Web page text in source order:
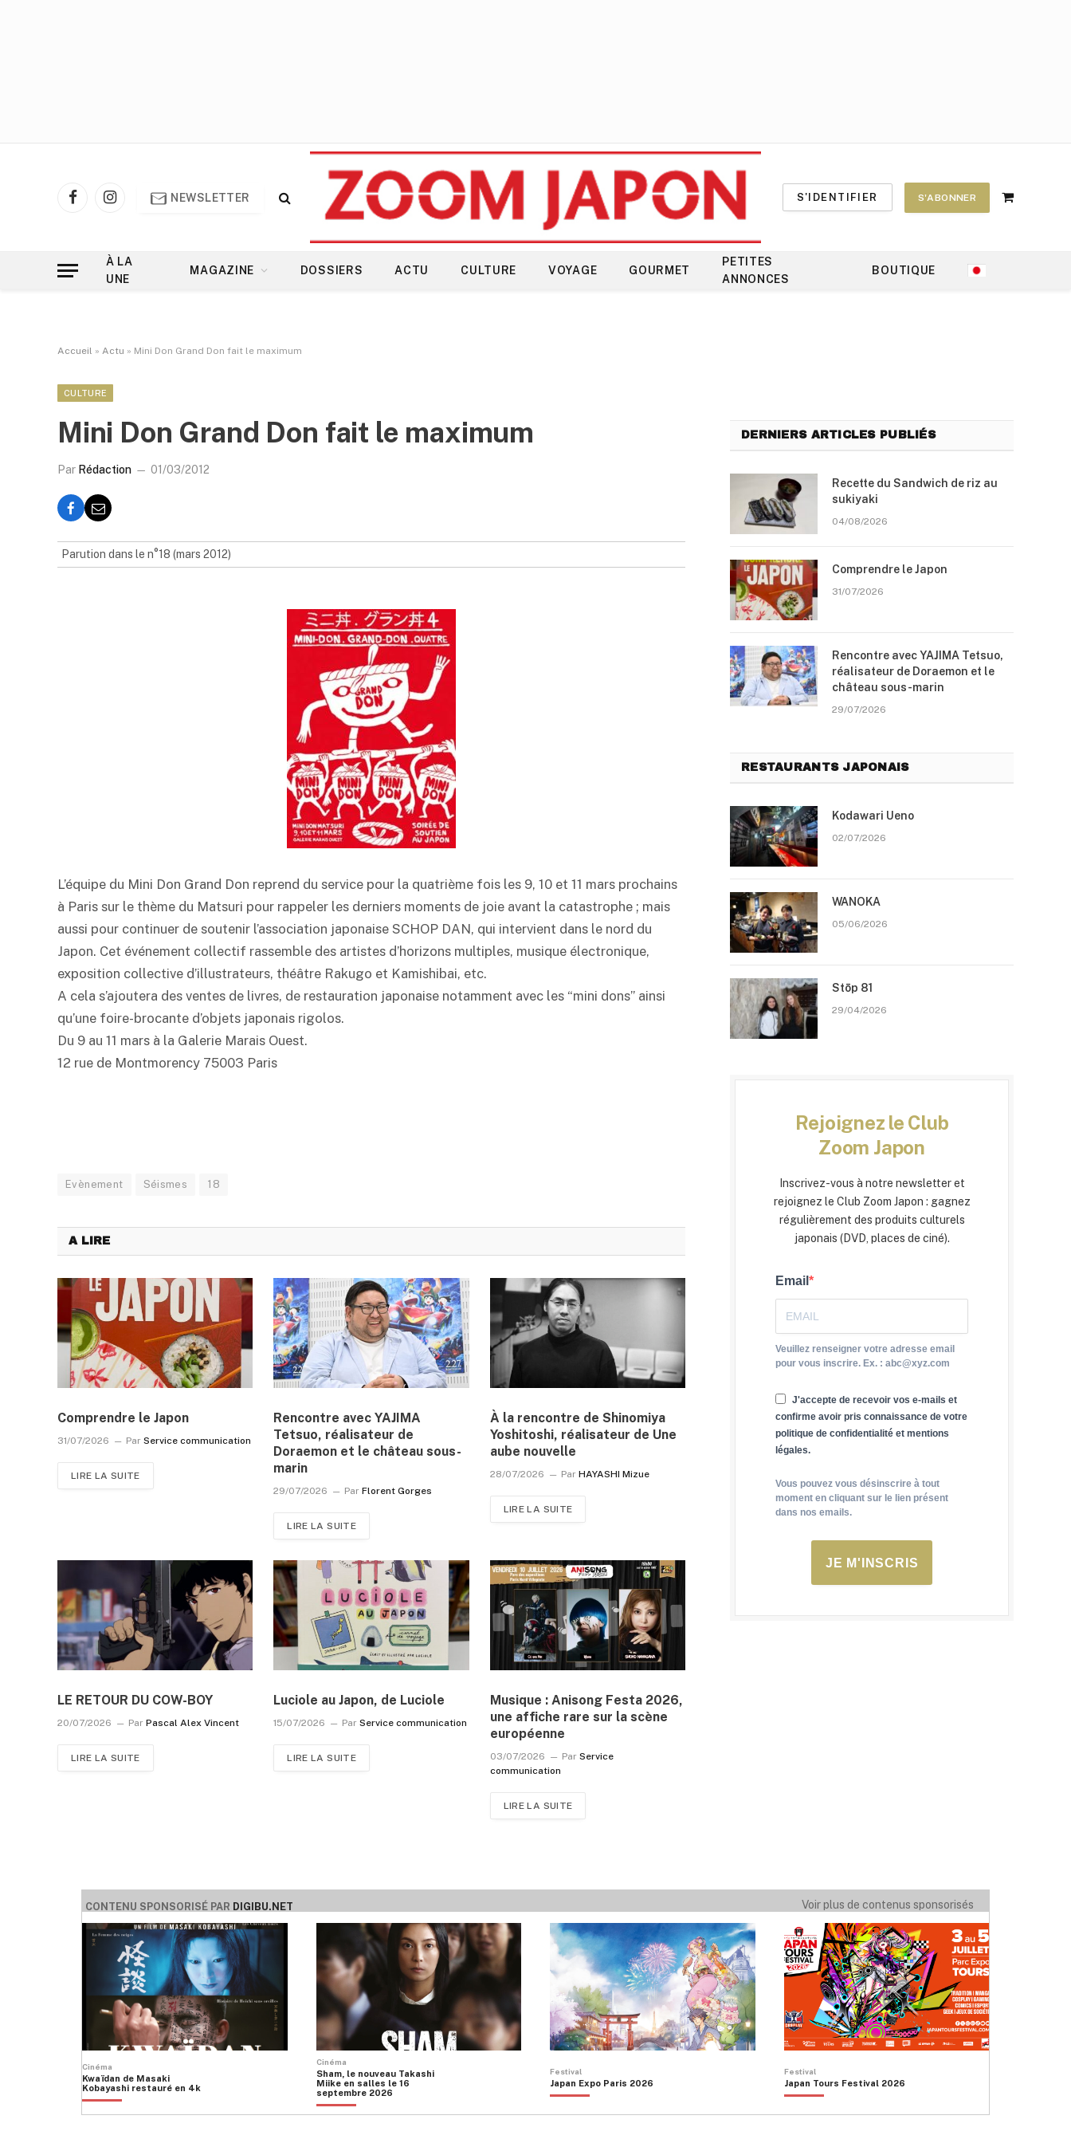
FacebookInstagram
NEWSLETTER S'IDENTIFIER S'ABONNER
Shopping
À LA
UNE
MAGAZINE DOSSIERS ACTU CULTURE VOYAGE GOURMET
PETITES
ANNONCES
BOUTIQUE
Accueil » Actu » Mini Don Grand Don fait le maximum
CULTURE
Mini Don Grand Don fait le maximum
Par Rédaction 01/03/2012
Parution dans le n°18 (mars 2012)
L’équipe du Mini Don Grand Don reprend du service pour la quatrième fois les 9, 10 et 11 mars prochains
à Paris sur le thème du Matsuri pour rappeler les derniers moments de joie avant la catastrophe ; mais
aussi pour continuer de soutenir l’association japonaise SCHOP DAN, qui intervient dans le nord du
Japon. Cet événement collectif rassemble des artistes d’horizons multiples, musique électronique,
exposition collective d’illustrateurs, théâtre Rakugo et Kamishibai, etc.
A cela s’ajoutera des ventes de livres, de restauration japonaise notamment avec les “mini dons” ainsi
qu’une foire-brocante d’objets japonais rigolos.
Du 9 au 11 mars à la Galerie Marais Ouest.
12 rue de Montmorency 75003 Paris
Evènement Séismes 18
A LIRE
Comprendre le Japon
31/07/2026 Par Service communication
LIRE LA SUITE
Rencontre avec YAJIMA
Tetsuo, réalisateur de
Doraemon et le château sous-
marin
29/07/2026 Par Florent Gorges
LIRE LA SUITE
À la rencontre de Shinomiya
Yoshitoshi, réalisateur de Une
aube nouvelle
28/07/2026 Par HAYASHI Mizue
LIRE LA SUITE
LE RETOUR DU COW-BOY
20/07/2026 Par Pascal Alex Vincent
LIRE LA SUITE
Luciole au Japon, de Luciole
15/07/2026 Par Service communication
LIRE LA SUITE
Musique : Anisong Festa 2026,
une affiche rare sur la scène
européenne
03/07/2026 Par Service
communication
LIRE LA SUITE
DERNIERS ARTICLES PUBLIÉS
Recette du Sandwich de riz au
sukiyaki
04/08/2026
Comprendre le Japon
31/07/2026
Rencontre avec YAJIMA Tetsuo,
réalisateur de Doraemon et le
château sous-marin
29/07/2026
RESTAURANTS JAPONAIS
Kodawari Ueno
02/07/2026
WANOKA
05/06/2026
Stōp 81
29/04/2026
Rejoignez le Club
Zoom Japon
Inscrivez-vous à notre newsletter et
rejoignez le Club Zoom Japon : gagnez
régulièrement des produits culturels
japonais (DVD, places de ciné).
Email
Veuillez renseigner votre adresse email
pour vous inscrire. Ex. : abc@xyz.com
J'accepte de recevoir vos e-mails et
confirme avoir pris connaissance de votre
politique de confidentialité et mentions
légales.
Vous pouvez vous désinscrire à tout
moment en cliquant sur le lien présent
dans nos emails.
JE M'INSCRIS
CONTENU SPONSORISÉ PAR DIGIBU.NET Voir plus de contenus sponsorisés
Cinéma
Kwaïdan de Masaki
Kobayashi restauré en 4k
Cinéma
Sham, le nouveau Takashi
Miike en salles le 16
septembre 2026
Festival
Japan Expo Paris 2026
Festival
Japan Tours Festival 2026